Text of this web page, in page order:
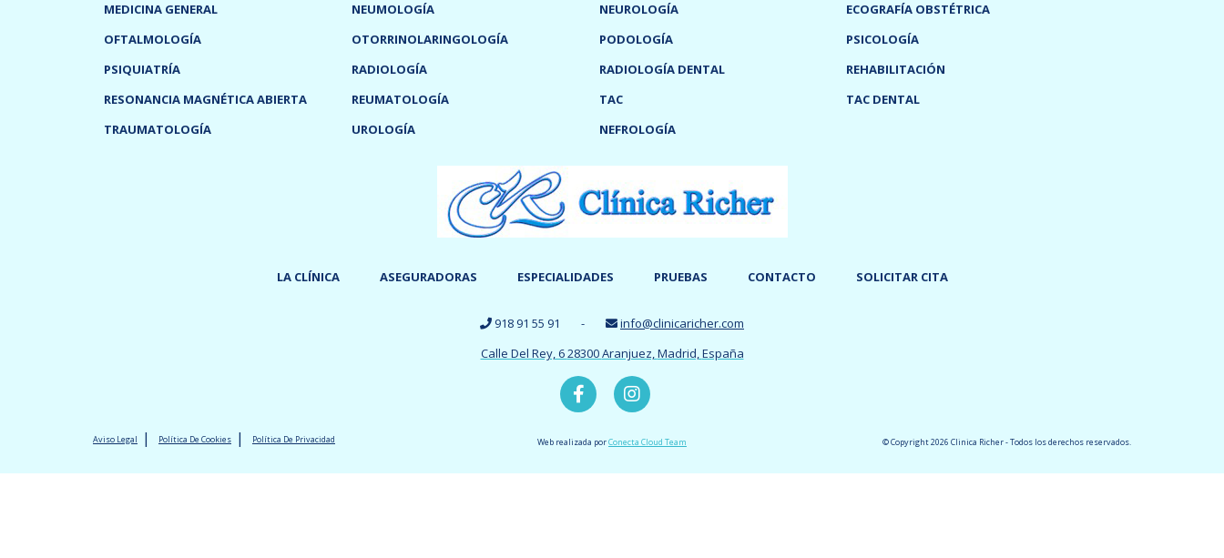
MEDICINA GENERAL
NEUMOLOGÍA NEUROLOGÍA
ECOGRAFÍA OBSTÉTRICA
OFTALMOLOGÍA
OTORRINOLARINGOLOGÍA PODOLOGÍA
PSICOLOGÍA
PSIQUIATRÍA
RADIOLOGÍA RADIOLOGÍA DENTAL
REHABILITACIÓN
RESONANCIA MAGNÉTICA ABIERTA
REUMATOLOGÍA TAC
TAC DENTAL
TRAUMATOLOGÍA
UROLOGÍA NEFROLOGÍA
LA CLÍNICA ASEGURADORAS ESPECIALIDADES PRUEBAS CONTACTO SOLICITAR CITA
918 91 55 91 -
info@clinicaricher.com
Calle Del Rey, 628300Aranjuez,Madrid,España
Aviso Legal Política De Cookies Política De Privacidad Web realizada porConecta Cloud Team © Copyright 2026 Clinica Richer - Todos los derechos reservados.